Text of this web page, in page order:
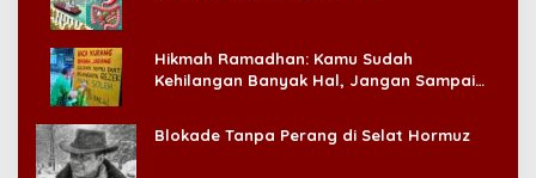
Hikmah Ramadhan: Kamu Sudah
Kehilangan Banyak Hal, Jangan Sampai
Blokade Tanpa Perang di Selat Hormuz